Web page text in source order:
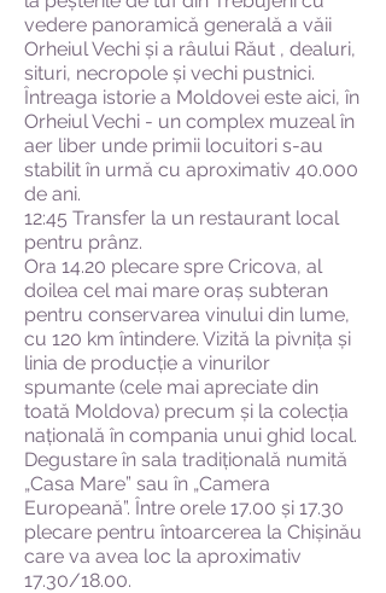
vedere panoramică generală a văii
Orheiul Vechi și a râului Răut , dealuri,
situri, necropole și vechi pustnici.
Întreaga istorie a Moldovei este aici, în
Orheiul Vechi - un complex muzeal în
aer liber unde primii locuitori s-au
stabilit în urmă cu aproximativ 40.000
de ani.
12:45 Transfer la un restaurant local
pentru prânz.
Ora 14.20 plecare spre Cricova, al
doilea cel mai mare oraș subteran
pentru conservarea vinului din lume,
cu 120 km întindere. Vizită la pivnița și
linia de producție a vinurilor
spumante (cele mai apreciate din
toată Moldova) precum și la colecția
națională în compania unui ghid local.
Degustare în sala tradițională numită
„Casa Mare” sau în „Camera
Europeană”. Între orele 17.00 și 17.30
plecare pentru întoarcerea la Chișinău
care va avea loc la aproximativ
17.30/18.00.